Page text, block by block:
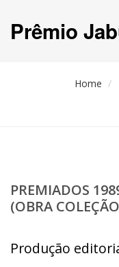
Prêmio
Home
PREMIADOS
(OBRA
Produção